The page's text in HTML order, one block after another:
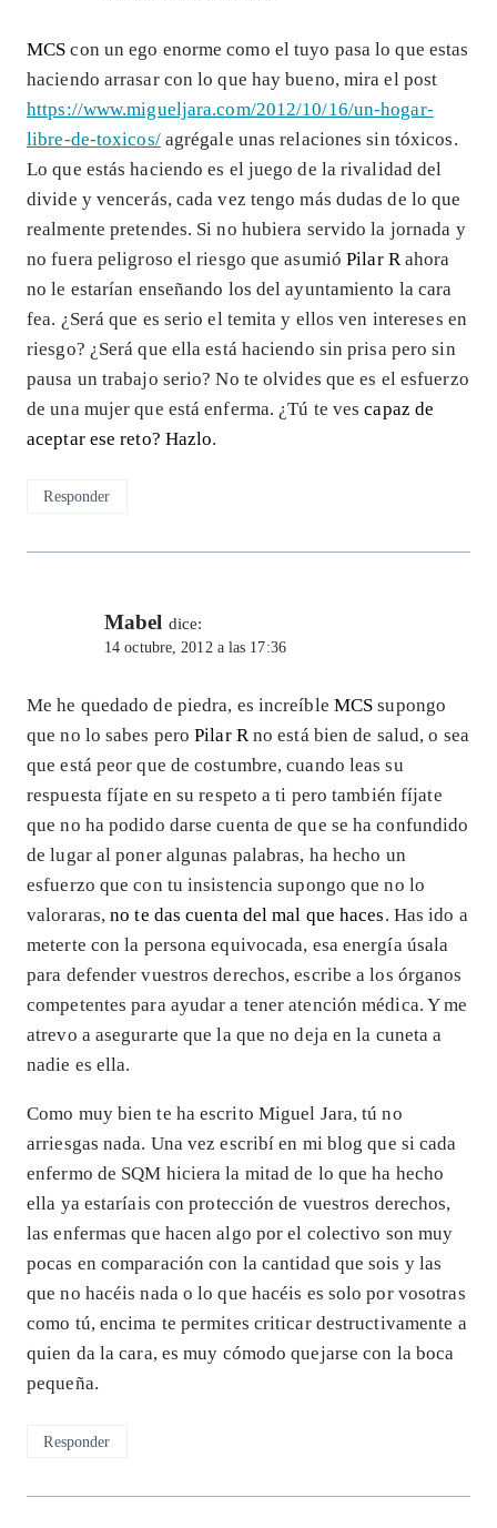
MCScon un ego enorme como el tuyo pasa lo que estas
haciendo arrasar con lo que hay bueno, mira el post
https://www.migueljara.com/2012/10/16/un-hogar-
libre-de-toxicos/agrégale unas relaciones sin tóxicos.
Lo que estás haciendo es el juego de la rivalidad del
divide y vencerás, cada vez tengo más dudas de lo que
realmente pretendes. Si no hubiera servido la jornada y
no fuera peligroso el riesgo que asumióPilar R ahora
no le estarían enseñando los del ayuntamiento la cara
fea. ¿Será que es serio el temita y ellos ven intereses en
riesgo? ¿Será que ella está haciendo sin prisa pero sin
pausa un trabajo serio? No te olvides que es el esfuerzo
de una mujer que está enferma. ¿Tú te vescapaz de
aceptar ese reto? Hazlo.
Responder
Mabel dice:
14 octubre, 2012 a las 17:36
Me he quedado de piedra, es increíble MCSsupongo
que no lo sabes peroPilar Rno está bien de salud, o sea
que está peor que de costumbre, cuando leas su
respuesta fíjate en su respeto a ti pero también fíjate
que no ha podido darse cuenta de que se ha confundido
de lugar al poner algunas palabras, ha hecho un
esfuerzo que con tu insistencia supongo que no lo
valoraras,no te das cuenta del mal que haces. Has ido a
meterte con la persona equivocada, esa energía úsala
para defender vuestros derechos, escribe a los órganos
competentes para ayudar a tener atención médica. Y me
atrevo a asegurarte que la que no deja en la cuneta a
nadie es ella.
Como muy bien te ha escrito Miguel Jara, tú no
arriesgas nada. Una vez escribí en mi blog que si cada
enfermo de SQM hiciera la mitad de lo que ha hecho
ella ya estaríais con protección de vuestros derechos,
las enfermas que hacen algo por el colectivo son muy
pocas en comparación con la cantidad que sois y las
que no hacéis nada o lo que hacéis es solo por vosotras
como tú, encima te permites criticar destructivamente a
quien da la cara, es muy cómodo quejarse con la boca
pequeña.
Responder